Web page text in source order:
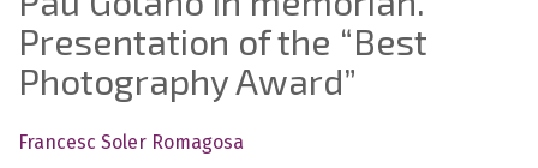
Presentation of the “Best
Photography Award”
Francesc Soler Romagosa